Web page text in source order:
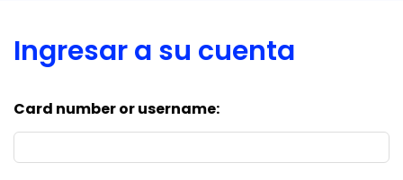
Ingresar a su cuenta
Card number or username: